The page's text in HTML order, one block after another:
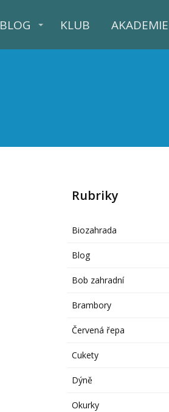
BLOG KLUB AKADEMIE
Rubriky
Biozahrada
Blog
Bob zahradní
Brambory
Červená řepa
Cukety
Dýně
Okurky